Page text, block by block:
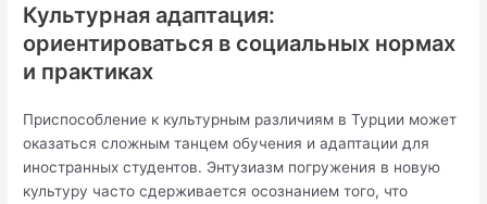
Культурная адаптация:
ориентироваться в социальных нормах
и практиках
Приспособление к культурным различиям в Турции может
оказаться сложным танцем обучения и адаптации для
иностранных студентов. Энтузиазм погружения в новую
культуру часто сдерживается осознанием того, что